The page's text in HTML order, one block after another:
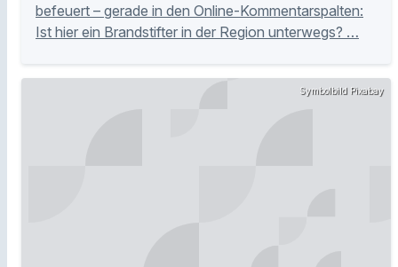
befeuert – gerade in den Online-Kommentarspalten:
Ist hier ein Brandstifter in der Region unterwegs? …
Symbolbild Pixabay